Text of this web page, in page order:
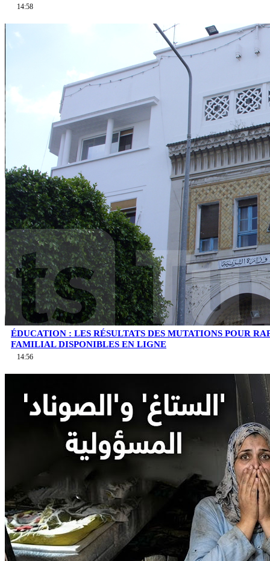
14:58
ÉDUCATION : LES RÉSULTATS DES MUTATIONS POUR
FAMILIAL DISPONIBLES EN LIGNE
14:56